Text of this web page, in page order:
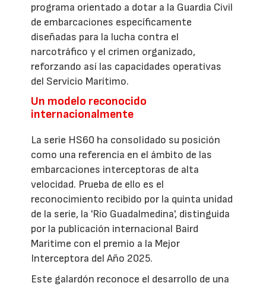
programa orientado a dotar a la Guardia Civil
de embarcaciones específicamente
diseñadas para la lucha contra el
narcotráfico y el crimen organizado,
reforzando así las capacidades operativas
del Servicio Marítimo.
Un modelo reconocido
internacionalmente
La serie HS60 ha consolidado su posición
como una referencia en el ámbito de las
embarcaciones interceptoras de alta
velocidad. Prueba de ello es el
reconocimiento recibido por la quinta unidad
de la serie, la 'Río Guadalmedina', distinguida
por la publicación internacional Baird
Maritime con el premio a la Mejor
Interceptora del Año 2025.
Este galardón reconoce el desarrollo de una